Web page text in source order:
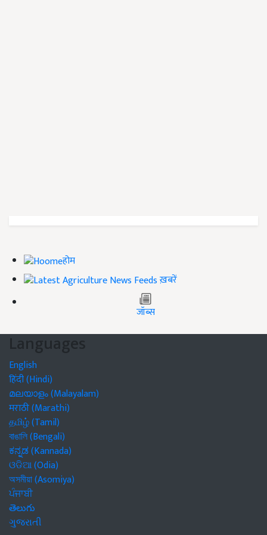
होम
ख़बरें
जॉब्स
Languages
English
हिंदी (Hindi)
മലയാളം (Malayalam)
मराठी (Marathi)
தமிழ் (Tamil)
বাঙালি (Bengali)
ಕನ್ನಡ (Kannada)
ଓଡିଆ (Odia)
অসমীয়া (Asomiya)
ਪੰਜਾਬੀ
తెలుగు
ગુજરાતી